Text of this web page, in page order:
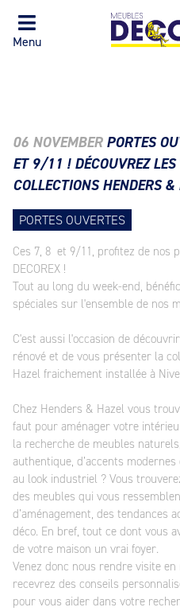
Menu
06 NOVEMBERPORTES
ET 9/11 ! DÉCOUVREZ LES
COLLECTIONS HENDERS
PORTES OUVERTES
Ces 7, 8 et 9/11, profitez de nos
DECOREX !
Tout au long du week-end,
spéciales sur l'ensemble de nos
C'est aussi l'occasion de
rénové et de vous présenter la
Hazel fraichement installée à
Chez Henders & Hazel vous
faut pour aménager votre
la recherche de meubles
authentique, d’accents
au look industriel ? Vous
des meubles qui vous
d’aménagement, des tendances
déco. En bref, tout ce dont vous
de votre maison un vrai foyer.
Venez donc nous rendre visite en
recevrez des conseils
pour vous aider dans votre